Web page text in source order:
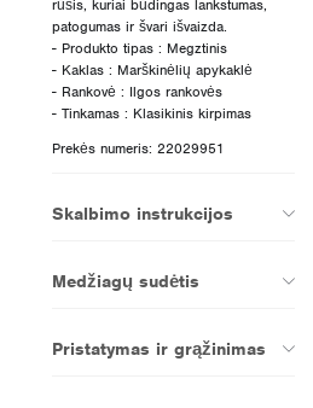
rūšis, kuriai būdingas lankstumas,
patogumas ir švari išvaizda.
- Produkto tipas : Megztinis
- Kaklas : Marškinėlių apykaklė
- Rankovė : Ilgos rankovės
- Tinkamas : Klasikinis kirpimas
Prekės numeris: 22029951
Skalbimo instrukcijos
Medžiagų sudėtis
Pristatymas ir grąžinimas